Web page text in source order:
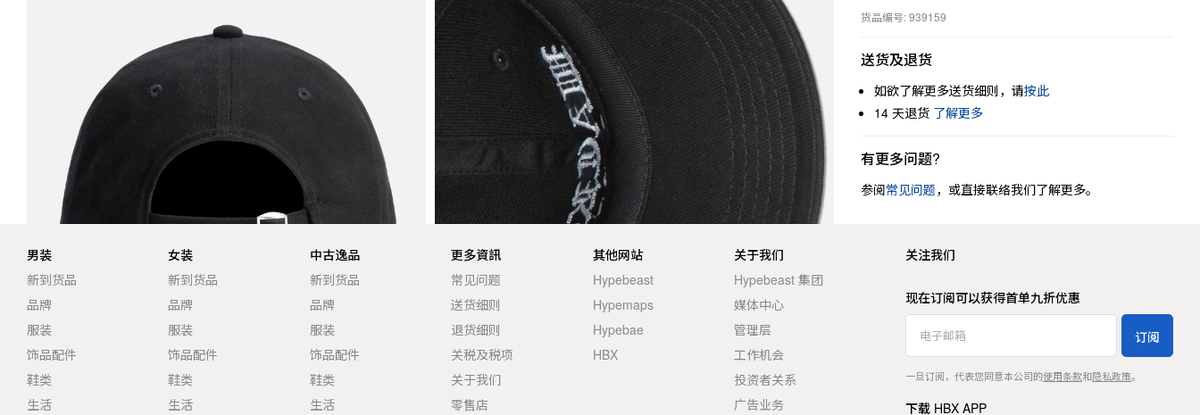
货品编号: 939159
送货及退货
如欲了解更多送货细则，请按此
14 天退货 了解更多
有更多问题?
参阅常见问题，或直接联络我们了解更多。
男装
新到货品
品牌
服装
饰品配件
鞋类
生活
女装
新到货品
品牌
服装
饰品配件
鞋类
生活
中古逸品
新到货品
品牌
服装
饰品配件
鞋类
生活
更多資訊
常见问题
送货细则
退货细则
关税及税项
关于我们
零售店
其他网站
Hypebeast
Hypemaps
Hypebae
HBX
关于我们
Hypebeast 集团
媒体中心
管理层
工作机会
投资者关系
广告业务
关注我们
现在订阅可以获得首单九折优惠
订阅
一旦订阅，代表您同意本公司的使用条款和隐私政策。
下载 HBX APP